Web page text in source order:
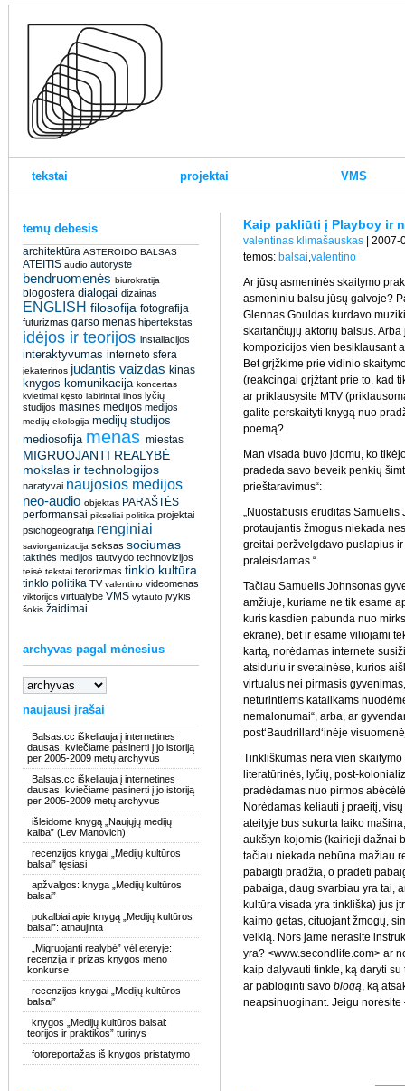
tekstai projektai VMS
temų debesis
architektūra ASTEROIDO BALSAS
ATEITIS audio autorystė
bendruomenės biurokratija
blogosfera dialogai dizainas
ENGLISH filosofija fotografija
futurizmas garso menas hipertekstas
idėjos ir teorijos instaliacijos
interaktyvumas interneto sfera
jekaterinos judantis vaizdas kinas
knygos komunikacija koncertas
kvietimai kęsto labirintai linos lyčių
studijos masinės medijos medijos
medijų ekologija medijų studijos
mediosofija menas miestas
MIGRUOJANTI REALYBĖ
mokslas ir technologijos
naratyvai naujosios medijos
neo-audio objektas PARAŠTĖS
performansai pikseliai politika projektai
psichogeografija renginiai
saviorganizacija seksas sociumas
taktinės medijos tautvydo technovizijos
teisė tekstai terorizmas tinklo kultūra
tinklo politika TV valentino videomenas
viktorijos virtualybė VMS vytauto įvykis
šokis žaidimai
archyvas pagal mėnesius
naujausi įrašai
Balsas.cc iškeliauja į internetines
dausas: kviečiame pasinerti į jo istoriją
per 2005-2009 metų archyvus
Balsas.cc iškeliauja į internetines
dausas: kviečiame pasinerti į jo istoriją
per 2005-2009 metų archyvus
išleidome knygą „Naujųjų medijų
kalba” (Lev Manovich)
recenzijos knygai „Medijų kultūros
balsai” tęsiasi
apžvalgos: knyga „Medijų kultūros
balsai”
pokalbiai apie knygą „Medijų kultūros
balsai”: atnaujinta
„Migruojanti realybė” vėl eteryje:
recenzija ir prizas knygos meno
konkurse
recenzijos knygai „Medijų kultūros
balsai”
knygos „Medijų kultūros balsai:
teorijos ir praktikos” turinys
fotoreportažas iš knygos pristatymo
Kaip pakliūti į Playboy ir
valentinas klimašauskas |
temos: balsai,valentino
Ar jūsų asmeninės skaitymo
asmeniniu balsu jūsų galvoje?
Glennas Gouldas kurdavo
skaitančiųjų aktorių balsus.
kompozicijos vien besiklausant
Bet grįžkime prie vidinio
(reakcingai grįžtant prie to, kad
ar priklausysite MTV
galite perskaityti knygą nuo
poemą?
Man visada buvo įdomu, ko
pradeda savo beveik penkių
prieštaravimus“:
„Nuostabusis eruditas
protaujantis žmogus niekada
greitai peržvelgdavo puslapius
praleisdamas.“
Tačiau Samuelis Johnsonas
amžiuje, kuriame ne tik esame
kuris kasdien pabunda nuo
ekrane), bet ir esame viliojami
kartą, norėdamas internete
atsiduriu ir svetainėse, kurios
virtualus nei pirmasis
neturintiems katalikams
nemalonumai“, arba, ar
post‘Baudrillard‘inėje
Tinkliškumas nėra vien
literatūrinės, lyčių, post-
pradėdamas nuo pirmos
Norėdamas keliauti į praeitį,
ateityje bus sukurta laiko
aukštyn kojomis (kairieji dažnai
tačiau niekada nebūna mažiau
pabaigti pradžia, o pradėti
pabaiga, daug svarbiau yra tai,
kultūra visada yra tinkliška) jus
kaimo getas, cituojant žmogų,
veiklą. Nors jame nerasite
yra? <www.secondlife.com> ar
kaip dalyvauti tinkle, ką daryti
ar pabloginti savo blogą, ką
neapsinuoginant. Jeigu norėsite